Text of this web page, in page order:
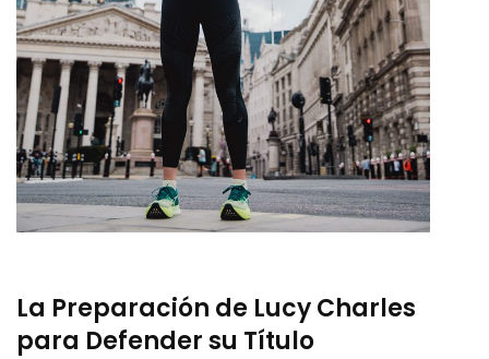
La Preparación de Lucy Charles
para Defender su Título